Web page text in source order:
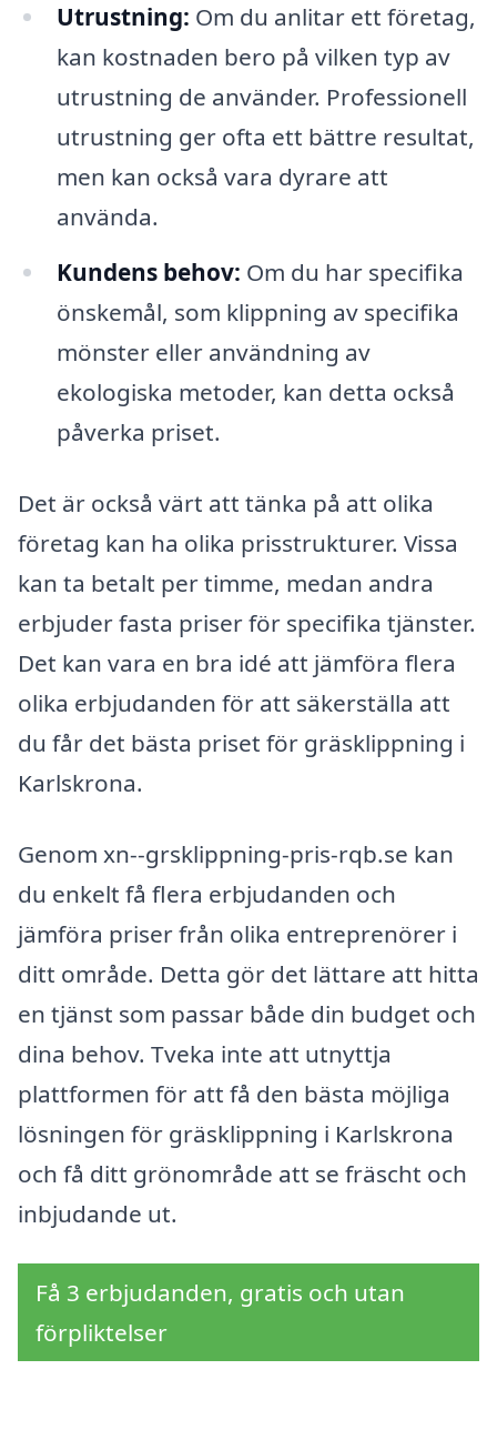
Utrustning: Om du anlitar ett företag,
kan kostnaden bero på vilken typ av
utrustning de använder. Professionell
utrustning ger ofta ett bättre resultat,
men kan också vara dyrare att
använda.
Kundens behov: Om du har specifika
önskemål, som klippning av specifika
mönster eller användning av
ekologiska metoder, kan detta också
påverka priset.
Det är också värt att tänka på att olika
företag kan ha olika prisstrukturer. Vissa
kan ta betalt per timme, medan andra
erbjuder fasta priser för specifika tjänster.
Det kan vara en bra idé att jämföra flera
olika erbjudanden för att säkerställa att
du får det bästa priset för gräsklippning i
Karlskrona.
Genom xn--grsklippning-pris-rqb.se kan
du enkelt få flera erbjudanden och
jämföra priser från olika entreprenörer i
ditt område. Detta gör det lättare att hitta
en tjänst som passar både din budget och
dina behov. Tveka inte att utnyttja
plattformen för att få den bästa möjliga
lösningen för gräsklippning i Karlskrona
och få ditt grönområde att se fräscht och
inbjudande ut.
Få 3 erbjudanden, gratis och utan
förpliktelser